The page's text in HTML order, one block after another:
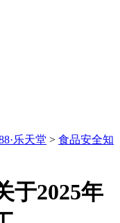
乐天堂 > 食品安全知
于2025年